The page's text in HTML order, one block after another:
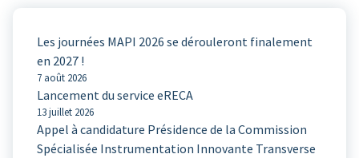
Les journées MAPI 2026 se dérouleront finalement
en 2027 !
7 août 2026
Lancement du service eRECA
13 juillet 2026
Appel à candidature Présidence de la Commission
Spécialisée Instrumentation Innovante Transverse